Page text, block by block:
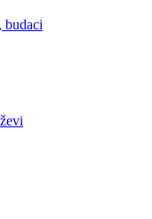
budaci